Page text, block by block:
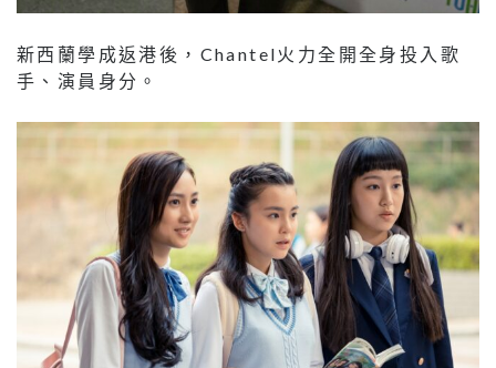
新西蘭學成返港後，Chantel火力全開全身投入歌
手、演員身分。